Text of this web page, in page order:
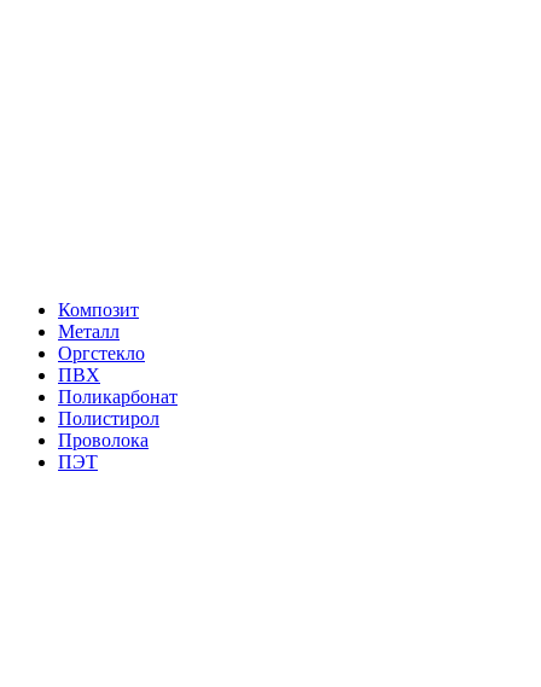
Композит
Металл
Оргстекло
ПВХ
Поликарбонат
Полистирол
Проволока
ПЭТ